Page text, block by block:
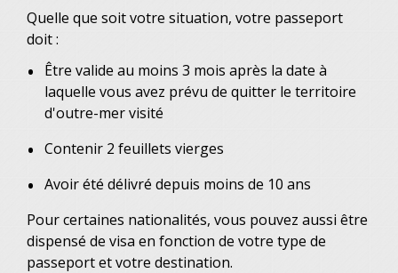
Quelle que soit votre situation, votre passeport
doit :
Être valide au moins 3 mois après la date à
laquelle vous avez prévu de quitter le territoire
d'outre-mer visité
Contenir 2 feuillets vierges
Avoir été délivré depuis moins de 10 ans
Pour certaines nationalités, vous pouvez aussi être
dispensé de visa en fonction de votre type de
passeport et votre destination.